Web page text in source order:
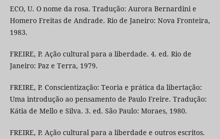
ECO, U. O nome da rosa. Tradução: Aurora Bernardini e
Homero Freitas de Andrade. Rio de Janeiro: Nova Fronteira,
1983.
FREIRE, P. Ação cultural para a liberdade. 4. ed. Rio de
Janeiro: Paz e Terra, 1979.
FREIRE, P. Conscientização: Teoria e prática da libertação:
Uma introdução ao pensamento de Paulo Freire. Tradução:
Kátia de Mello e Silva. 3. ed. São Paulo: Moraes, 1980.
FREIRE, P. Ação cultural para a liberdade e outros escritos.